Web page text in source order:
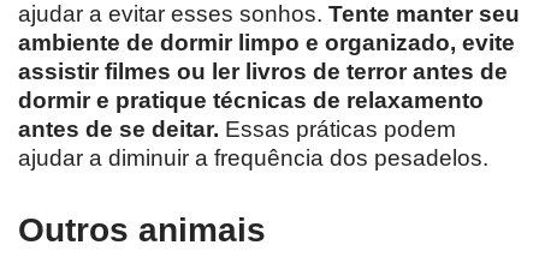
ajudar a evitar esses sonhos. Tente manter seu
ambiente de dormir limpo e organizado, evite
assistir filmes ou ler livros de terror antes de
dormir e pratique técnicas de relaxamento
antes de se deitar. Essas práticas podem
ajudar a diminuir a frequência dos pesadelos.
Outros animais